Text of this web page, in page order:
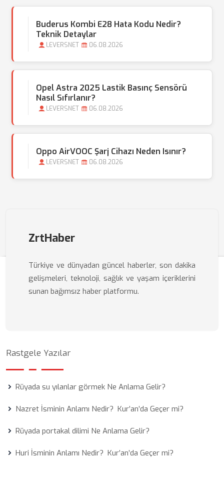
Buderus Kombi E28 Hata Kodu Nedir?
Teknik Detaylar
LEVERSNET 06.08.2026
Opel Astra 2025 Lastik Basınç Sensörü
Nasıl Sıfırlanır?
LEVERSNET 06.08.2026
Oppo AirVOOC Şarj Cihazı Neden Isınır?
LEVERSNET 06.08.2026
ZrtHaber
Türkiye ve dünyadan güncel haberler, son dakika
gelişmeleri, teknoloji, sağlık ve yaşam içeriklerini
sunan bağımsız haber platformu.
Rastgele Yazılar
Rüyada su yılanlar görmek Ne Anlama Gelir?
Nazret İsminin Anlamı Nedir? Kur’an’da Geçer mi?
Rüyada portakal dilimi Ne Anlama Gelir?
Huri İsminin Anlamı Nedir? Kur’an’da Geçer mi?